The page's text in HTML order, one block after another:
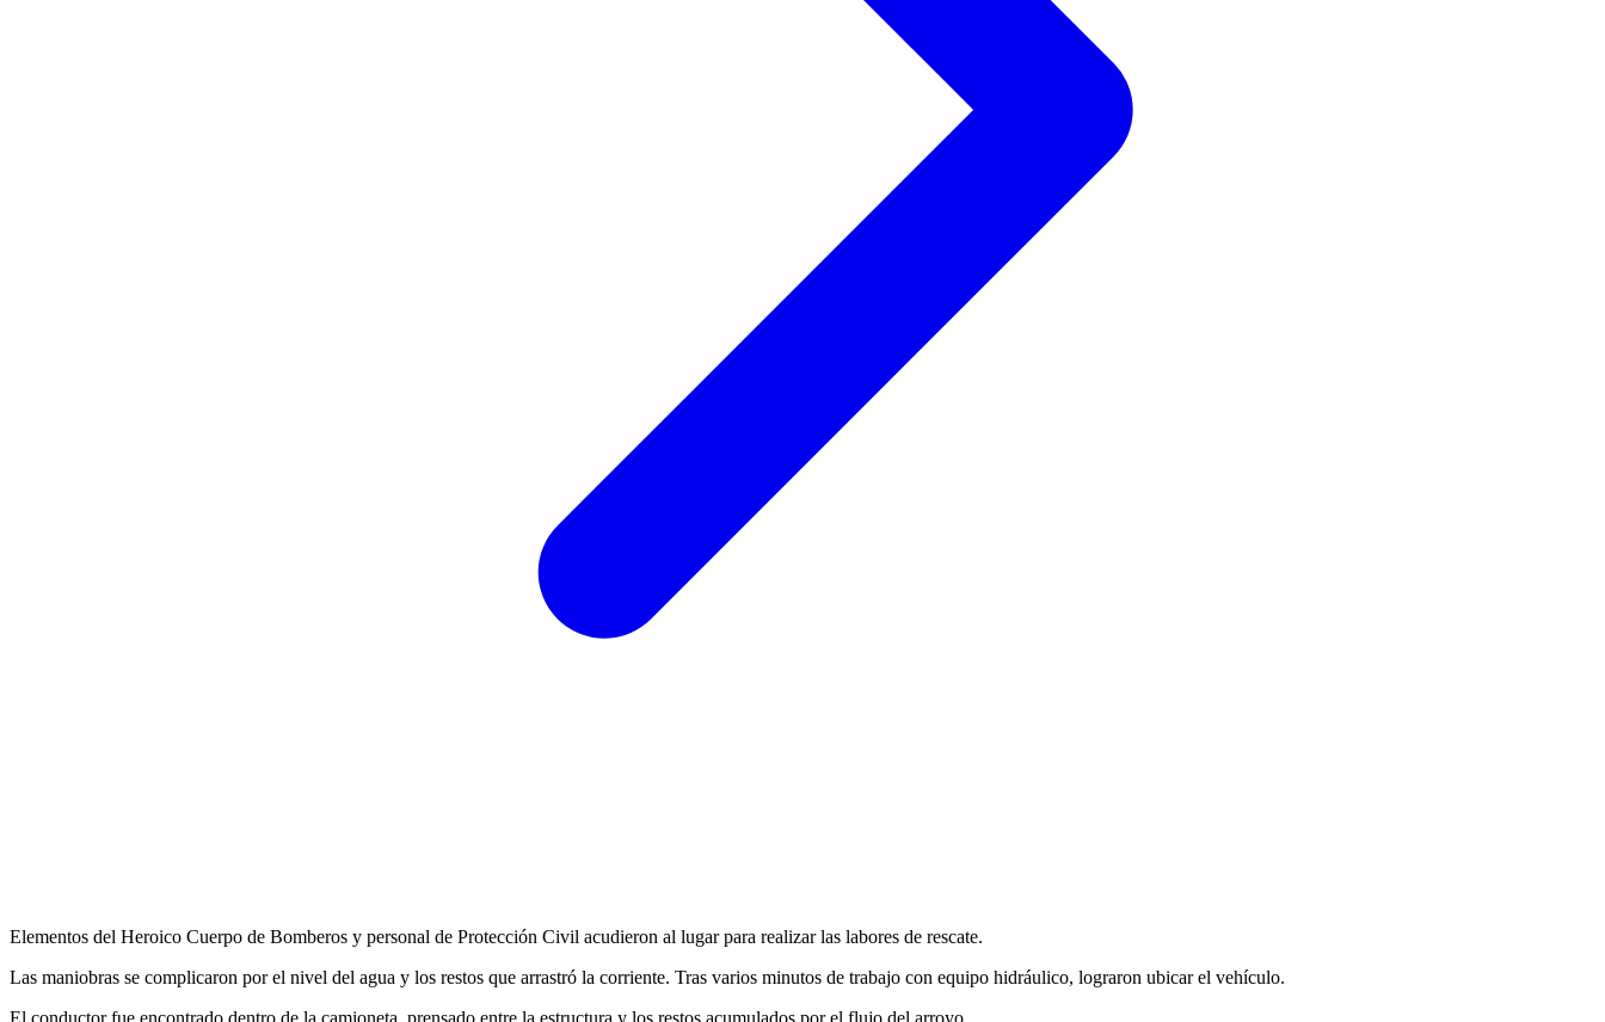
Elementos del Heroico Cuerpo de Bomberos y personal de Protección Civil acudieron al lugar para realizar las labores de rescate.
Las maniobras se complicaron por el nivel del agua y los restos que arrastró la corriente. Tras varios minutos de trabajo con equipo hidráulico, lograron ubicar el vehículo.
El conductor fue encontrado dentro de la camioneta, prensado entre la estructura y los restos acumulados por el flujo del arroyo.